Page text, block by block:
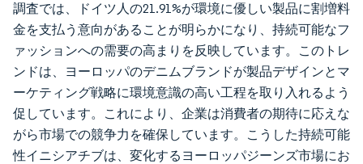
調査では、ドイツ人の21.91%が環境に優しい製品に割増料
金を支払う意向があることが明らかになり、持続可能なフ
ァッションへの需要の高まりを反映しています。このトレ
ンドは、ヨーロッパのデニムブランドが製品デザインとマ
ーケティング戦略に環境意識の高い工程を取り入れるよう
促しています。これにより、企業は消費者の期待に応えな
がら市場での競争力を確保しています。こうした持続可能
性イニシアチブは、変化するヨーロッパジーンズ市場にお